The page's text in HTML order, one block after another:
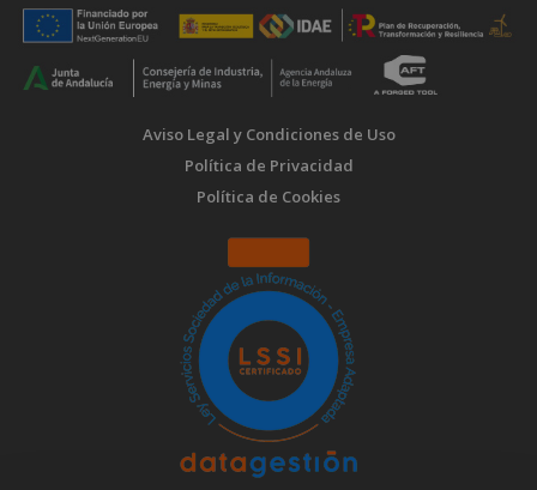
Aviso Legal y Condiciones de Uso
Política de Privacidad
Política de Cookies